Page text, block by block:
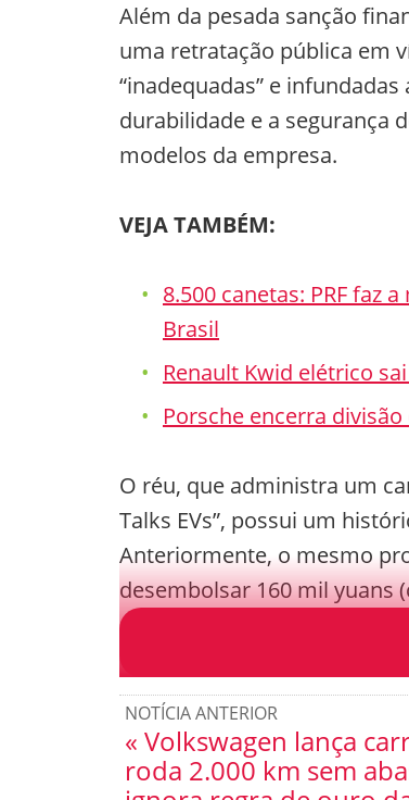
Além da pesada sanção
uma retratação pública em
“inadequadas” e
durabilidade e a segurança
modelos da empresa.
VEJA TAMBÉM:
8.500 canetas: PRF faz
Brasil
Renault Kwid elétrico
Porsche encerra
O réu, que administra um
Talks EVs”, possui um
Anteriormente, o mesmo
desembolsar 160 mil yuans
semelhante, movido
NOTÍCIA ANTERIOR
« Volkswagen lança
roda 2.000 km sem